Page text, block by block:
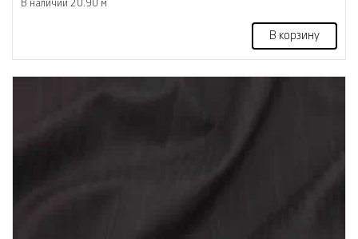
В наличии 20.90 м
В корзину